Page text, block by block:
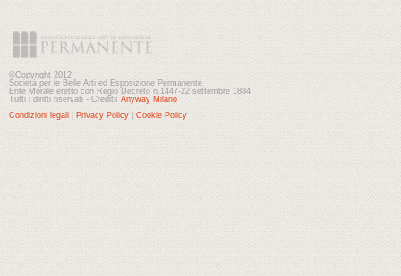
©Copyright 2012
Società per le Belle Arti ed Esposizione Permanente
Ente Morale eretto con Regio Decreto n.1447-22 settembre 1884
Tutti i diritti riservati - Credits Anyway Milano
Condizioni legali
Privacy Policy Cookie Policy